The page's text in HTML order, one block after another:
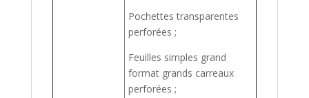
Pochettes transparentes
perforées ;
Feuilles simples grand
format grands carreaux
perforées ;